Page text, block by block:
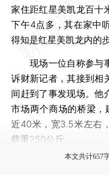
家住距红星美凯龙百十
下午4点多，其在家中
得知是红星美凯龙内的
现场一位自称参与
诉财新记者，其接到相
间赶到了事发现场。他
市场两个商场的桥梁
近40米，宽3.5米左右
载重250公斤。
本文共计657